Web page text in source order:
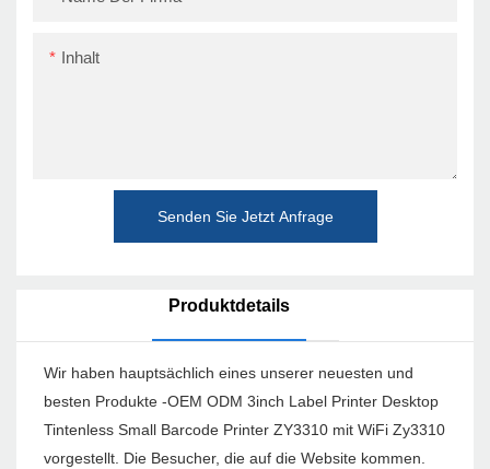
Inhalt
Senden Sie Jetzt Anfrage
Produktdetails
Wir haben hauptsächlich eines unserer neuesten und
besten Produkte -OEM ODM 3inch Label Printer Desktop
Tintenless Small Barcode Printer ZY3310 mit WiFi Zy3310
vorgestellt. Die Besucher, die auf die Website kommen.